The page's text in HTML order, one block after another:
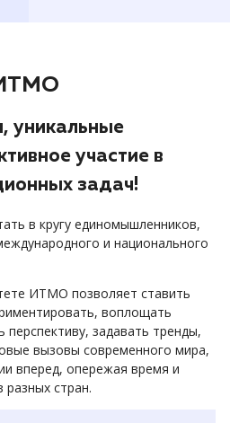
ИТМО
уникальные
участие в
задач!
в кругу единомышленников,
и национального
ИТМО позволяет ставить
воплощать
перспективу, задавать тренды,
вызовы современного мира,
вперед, опережая время и
разных стран.